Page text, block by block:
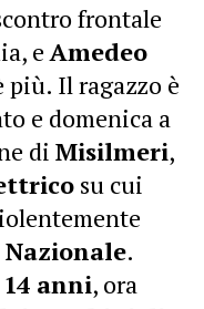
frontale
eAmedeo
più. Il ragazzo è
e domenica a
di Misilmeri,
su cui
.
anni, ora